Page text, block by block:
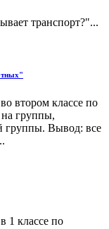
транспорт?"...
втором классе по
группы,
группы. Вывод: все
1 классе по